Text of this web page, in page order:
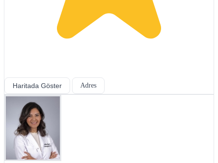
Haritada Göster Adres